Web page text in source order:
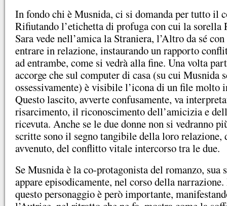
In fondo chi è Musnida, ci si domanda per tutto il
Rifiutando l’etichetta di profuga con cui la sorella
Sara vede nell’amica la Straniera, l’Altro da sé
entrare in relazione, instaurando un rapporto
ad entrambe, come si vedrà alla fine. Una volta
accorge che sul computer di casa (su cui Musnida
ossessivamente) è visibile l’icona di un file molto
Questo lascito, avverte confusamente, va
risarcimento, il riconoscimento dell’amicizia e
ricevuta. Anche se le due donne non si vedranno
scritte sono il segno tangibile della loro relazione,
avvenuto, del conflitto vitale intercorso tra le due.
Se Musnida è la co-protagonista del romanzo, sua
appare episodicamente, nel corso della
questo personaggio è però importante,